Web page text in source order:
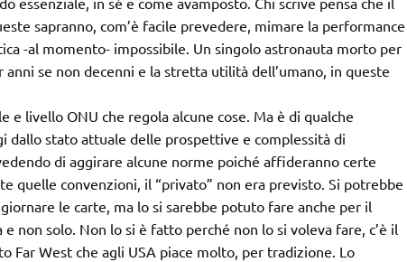
sapranno, com’è facile prevedere, mimare la performance
-al momento- impossibile. Un singolo astronauta morto per
se non decenni e la stretta utilità dell’umano, in queste
e livello ONU che regola alcune cose. Ma è di qualche
dallo stato attuale delle prospettive e complessità di
di aggirare alcune norme poiché affideranno certe
quelle convenzioni, il “privato” non era previsto. Si potrebbe
le carte, ma lo si sarebbe potuto fare anche per il
non solo. Non lo si è fatto perché non lo si voleva fare, c’è il
Far West che agli USA piace molto, per tradizione. Lo